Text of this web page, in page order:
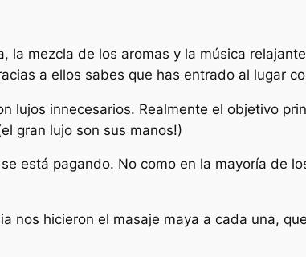
la mezcla de los aromas y la música
a ellos sabes que has entrado al lugar
lujos innecesarios. Realmente el objetivo
gran lujo son sus manos!)
está pagando. No como en la mayoría de
nos hicieron el masaje maya a cada una,